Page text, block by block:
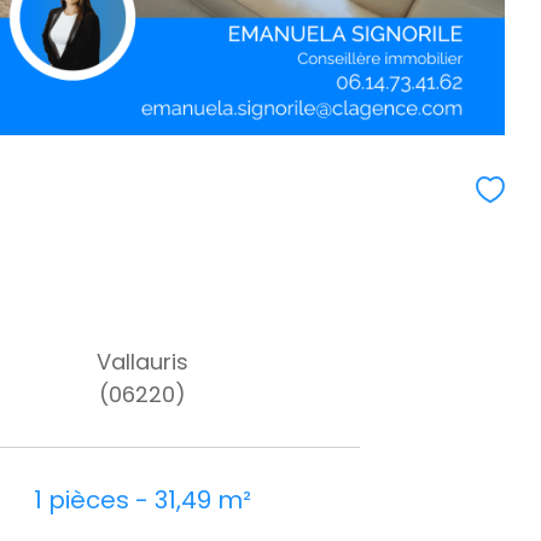
Vallauris
(06220)
1 pièces - 31,49 m²